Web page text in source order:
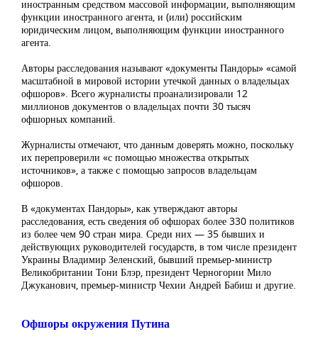
иностранным средством массовой информации, выполняющим
функции иностранного агента, и (или) российским
юридическим лицом, выполняющим функции иностранного
агента.
Авторы расследования называют «документы Пандоры» «самой
масштабной в мировой истории утечкой данных о владельцах
офшоров». Всего журналисты проанализировали 12
миллионов документов о владельцах почти 30 тысяч
офшорных компаний.
Журналисты отмечают, что данным доверять можно, поскольку
их перепроверили «с помощью множества открытых
источников», а также с помощью запросов владельцам
офшоров.
В «документах Пандоры», как утверждают авторы
расследования, есть сведения об офшорах более 330 политиков
из более чем 90 стран мира. Среди них — 35 бывших и
действующих руководителей государств, в том числе президент
Украины Владимир Зеленский, бывший премьер-министр
Великобритании Тони Блэр, президент Черногории Мило
Джуканович, премьер-министр Чехии Андрей Бабиш и другие.
Офшоры окружения Путина